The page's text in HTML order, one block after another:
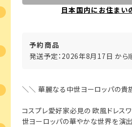
日本国内にお住まい
予約商品
発送予定：2026年8月17日 から
＼＼ 華麗なる中世ヨーロッパの貴
コスプレ愛好家必見の 欧風ドレス
世ヨーロッパの華やかな世界を演